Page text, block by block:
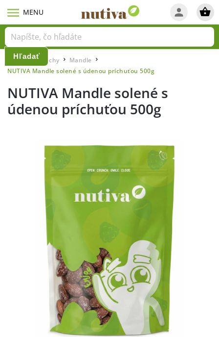
Hľadať
Domov / Orechy Mandle
NUTIVA Mandle solené s údenou príchuťou 500g
NUTIVA Mandle solené s
údenou príchuťou 500g